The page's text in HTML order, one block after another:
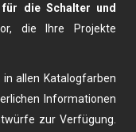
für die Schalter und
die Ihre Projekte
allen Katalogfarben
Informationen
zur Verfügung.